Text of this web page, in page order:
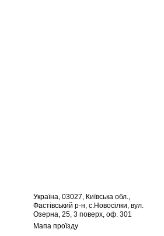
Україна, 03027, Київська обл.,
Фастівський р-н, с.Новосілки, вул.
Озерна, 25, 3 поверх, оф. 301
Мапа проїзду